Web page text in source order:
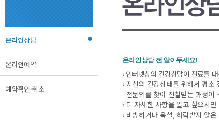
온라인상담
온라인예약
예약확인·취소
온라인상담 전 알아두세요!
›인터넷상의 건강상담이 진료를
› 자신의 건강상태를 위해서 평소
전문의를 찾아 진찰받는 과정이
› 더 자세한 사항을 알고 싶으시
› 비방하거나 욕설, 허락받지 않